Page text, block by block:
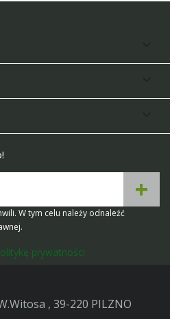
W tym celu należy odnaleźć
prywatności
, 39-220 PILZNO